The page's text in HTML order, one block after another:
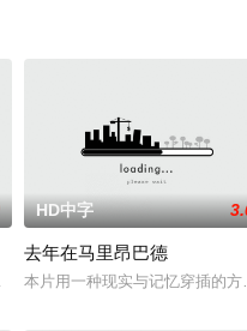
朱利安·蓝戴斯执
糟糕的是她的弟弟一年后也陷入
房子为由坚决反对。秀秀想偷家
HD中字
去年在马里昂巴德
本片用一种现实与记忆穿插的方